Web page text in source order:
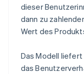
dieser
dann zu
Wert des
Das Modell
das